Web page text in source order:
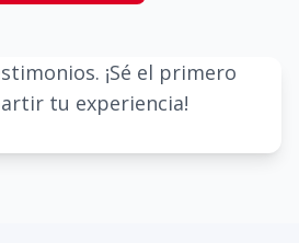
¡Sé el primero
tu experiencia!